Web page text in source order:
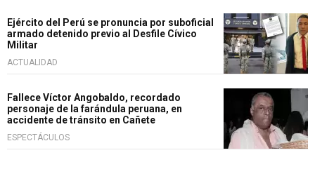
Ejército del Perú se pronuncia por suboficial
armado detenido previo al Desfile Cívico
Militar
ACTUALIDAD
Fallece Víctor Angobaldo, recordado
personaje de la farándula peruana, en
accidente de tránsito en Cañete
ESPECTÁCULOS